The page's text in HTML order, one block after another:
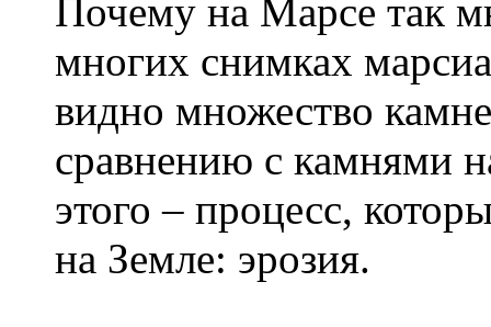
Почему на Марсе так
многих снимках
видно множество
сравнению с камнями
этого – процесс,
на Земле: эрозия.